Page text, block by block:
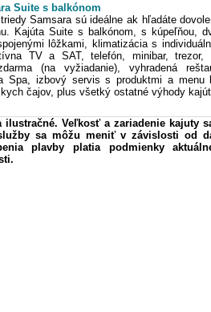
Suite s balkónom
Samsara sú ideálne ak hľadáte
Kajúta Suite s balkónom, s kúpeľňou,
lôžkami, klimatizácia s
TV a SAT, telefón, minibar, trezor,
(na vyžiadanie), vyhradená
Spa, izbový servis s produktmi a menu
čajov, plus všetký ostatné výhody
ilustračné. Veľkosť a zariadenie kajuty
sa môžu meniť v závislosti od
plavby platia podmienky